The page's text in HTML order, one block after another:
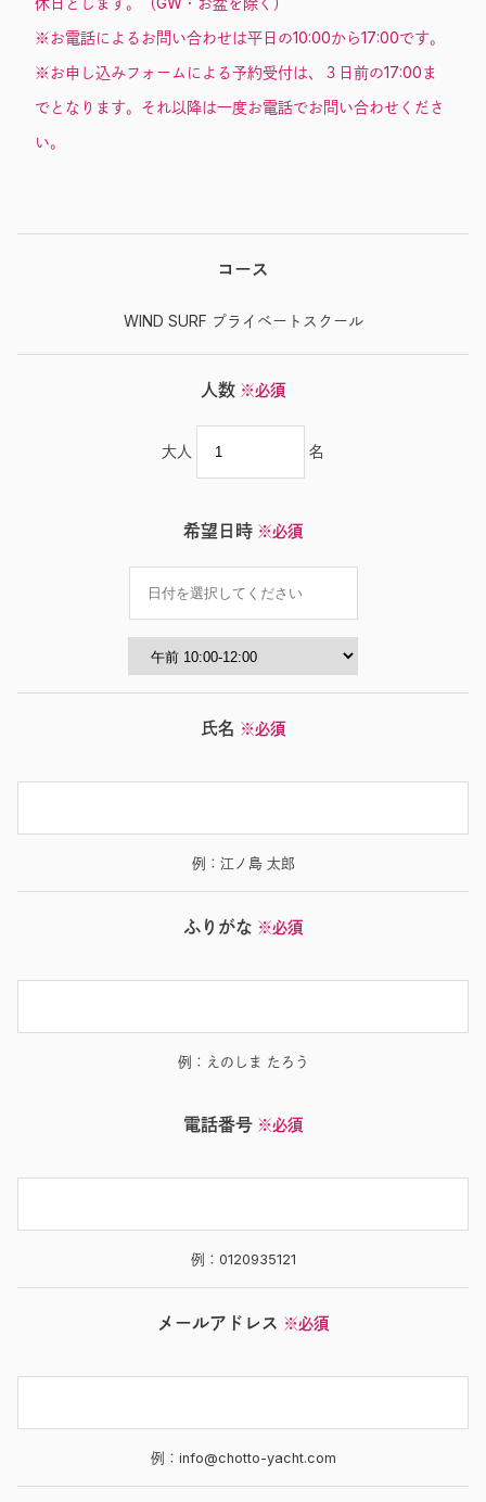
※お電話によるお問い合わせは平日の10:00から17:00です。
※お申し込みフォームによる予約受付は、３日前の17:00ま
でとなります。それ以降は一度お電話でお問い合わせくださ
い。
コース
WIND SURF プライベートスクール
人数 ※必須
大人 名
希望日時 ※必須
氏名 ※必須
例：江ノ島 太郎
ふりがな ※必須
例：えのしま たろう
電話番号 ※必須
例：0120935121
メールアドレス ※必須
例：info@chotto-yacht.com